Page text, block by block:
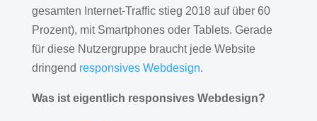
gesamten Internet-Traffic stieg 2018 auf über 60
Prozent), mit Smartphones oder Tablets. Gerade
für diese Nutzergruppe braucht jede Website
dringend responsives Webdesign.
Was ist eigentlich responsives Webdesign?